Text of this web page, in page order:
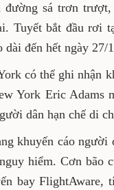
sá trơn
Tuyết bắt đầu rơi
dài đến hết ngày 27/
có thể ghi nhận
York Eric Adams
dân hạn chế di
khuyến cáo
hiểm. Cơn bão
bay FlightAware,